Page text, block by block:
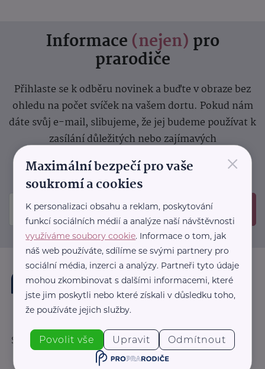
Informace (nejen) pro
prarodiče
Přihlaste se k odběru novinek a buďte v obraze bez
ohledu na počet svíček na vašem dortu. Pokud nám
dáte svůj e-mail, slibujeme, že jej budeme používat k
zasílání důležitých nebo zajímavých
Prosíme, zkontrolujte si svoji emailovou
schránku, kam jsme poslali potvrzovací e-mail.
Odeslat
Sledujte nás:
×
Maximální bezpečí pro vaše
soukromí a cookies
K personalizaci obsahu a reklam, poskytování
funkcí sociálních médií a analýze naší návštěvnosti
využíváme soubory cookie. Informace o tom, jak
náš web používáte, sdílíme se svými partnery pro
sociální média, inzerci a analýzy. Partneři tyto údaje
mohou zkombinovat s dalšími informacemi, které
jste jim poskytli nebo které získali v důsledku toho,
že používáte jejich služby.
Povolit vše Upravit Odmítnout